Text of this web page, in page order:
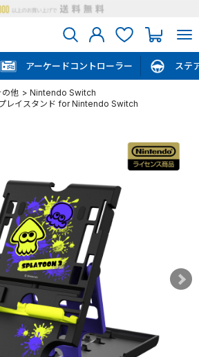
アーケードコントローラー ステ
の他 > Nintendo Switch
レイスタンド for Nintendo Switch